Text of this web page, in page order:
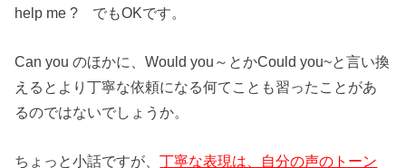
help me ? でもOKです。
Can you のほかに、Would you～とかCould you~と言い換
えるとより丁寧な依頼になる何てことも習ったことがあ
るのではないでしょうか。
ちょっと小話ですが、丁寧な表現は、自分の声のトーン